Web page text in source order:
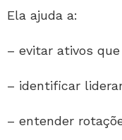
Ela ajuda a:
– evitar ativos
– identificar
– entender